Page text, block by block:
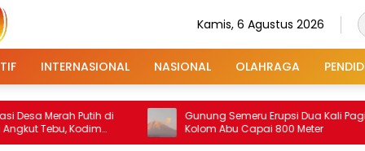
Kamis, 6 Agustus 2026
INTERNASIONAL NASIONAL OLAHRAGA
Merah Putih di
Kodim
Gunung Semeru Erupsi Dua Kali Pagi Ini,
Kolom Abu Capai 800 Meter